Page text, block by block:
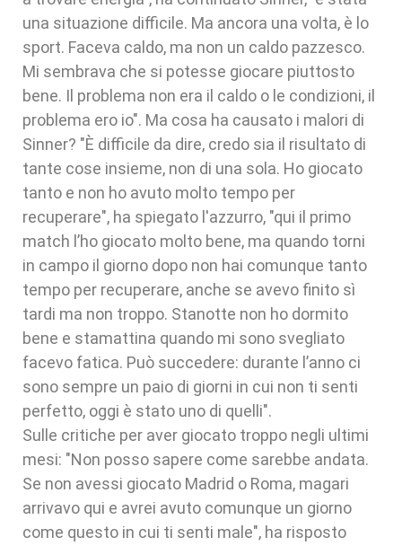
una situazione difficile. Ma ancora una volta, è lo
sport. Faceva caldo, ma non un caldo pazzesco.
Mi sembrava che si potesse giocare piuttosto
bene. Il problema non era il caldo o le condizioni, il
problema ero io". Ma cosa ha causato i malori di
Sinner? "È difficile da dire, credo sia il risultato di
tante cose insieme, non di una sola. Ho giocato
tanto e non ho avuto molto tempo per
recuperare", ha spiegato l'azzurro, "qui il primo
match l’ho giocato molto bene, ma quando torni
in campo il giorno dopo non hai comunque tanto
tempo per recuperare, anche se avevo finito sì
tardi ma non troppo. Stanotte non ho dormito
bene e stamattina quando mi sono svegliato
facevo fatica. Può succedere: durante l’anno ci
sono sempre un paio di giorni in cui non ti senti
perfetto, oggi è stato uno di quelli".
Sulle critiche per aver giocato troppo negli ultimi
mesi: "Non posso sapere come sarebbe andata.
Se non avessi giocato Madrid o Roma, magari
arrivavo qui e avrei avuto comunque un giorno
come questo in cui ti senti male", ha risposto